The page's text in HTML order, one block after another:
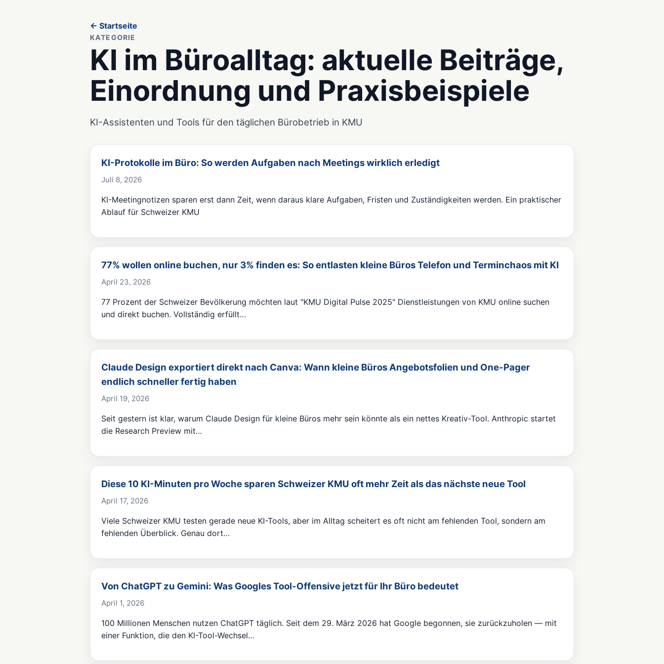
← Startseite
KATEGORIE
KI im Büroalltag: aktuelle Beiträge,
Einordnung und Praxisbeispiele
KI-Assistenten und Tools für den täglichen Bürobetrieb in KMU
KI-Protokolle im Büro: So werden Aufgaben nach Meetings wirklich erledigt
Juli 8, 2026
KI-Meetingnotizen sparen erst dann Zeit, wenn daraus klare Aufgaben, Fristen und Zuständigkeiten werden. Ein praktischer
Ablauf für Schweizer KMU
77% wollen online buchen, nur 3% finden es: So entlasten kleine Büros Telefon und Terminchaos mit KI
April 23, 2026
77 Prozent der Schweizer Bevölkerung möchten laut "KMU Digital Pulse 2025" Dienstleistungen von KMU online suchen
und direkt buchen. Vollständig erfüllt…
Claude Design exportiert direkt nach Canva: Wann kleine Büros Angebotsfolien und One-Pager
endlich schneller fertig haben
April 19, 2026
Seit gestern ist klar, warum Claude Design für kleine Büros mehr sein könnte als ein nettes Kreativ-Tool. Anthropic startet
die Research Preview mit…
Diese 10 KI-Minuten pro Woche sparen Schweizer KMU oft mehr Zeit als das nächste neue Tool
April 17, 2026
Viele Schweizer KMU testen gerade neue KI-Tools, aber im Alltag scheitert es oft nicht am fehlenden Tool, sondern am
fehlenden Überblick. Genau dort…
Von ChatGPT zu Gemini: Was Googles Tool-Offensive jetzt für Ihr Büro bedeutet
April 1, 2026
100 Millionen Menschen nutzen ChatGPT täglich. Seit dem 29. März 2026 hat Google begonnen, sie zurückzuholen — mit
einer Funktion, die den KI-Tool-Wechsel…